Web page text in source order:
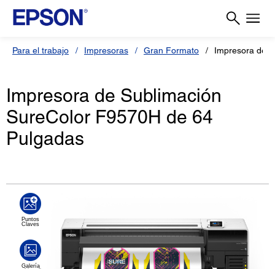
Para el trabajo Impresoras Gran Formato Impresora de
Impresora de Sublimación
SureColor F9570H de 64
Pulgadas